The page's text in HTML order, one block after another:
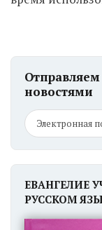
новостями
ЕВАНГЕЛИЕ
РУССКОМ